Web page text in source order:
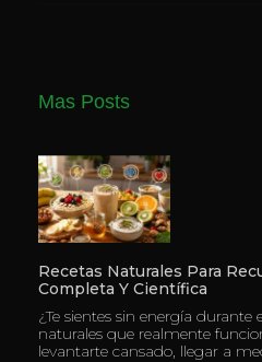
Mas Posts
Recetas Naturales Para
Completa Y Científica
¿Te sientes sin energía durante
naturales que realmente
levantarte cansado, llegar a